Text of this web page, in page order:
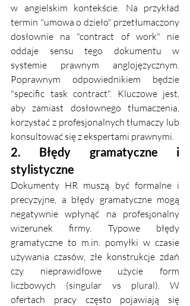
w angielskim kontekście. Na przykład
termin "umowa o dzieło" przetłumaczony
dosłownie na "contract of work" nie
oddaje sensu tego dokumentu w
systemie prawnym anglojęzycznym.
Poprawnym odpowiednikiem będzie
"specific task contract". Kluczowe jest,
aby zamiast dosłownego tłumaczenia,
korzystać z profesjonalnych tłumaczy lub
konsultować się z ekspertami prawnymi.
2. Błędy gramatyczne i
stylistyczne
Dokumenty HR muszą być formalne i
precyzyjne, a błędy gramatyczne mogą
negatywnie wpłynąć na profesjonalny
wizerunek firmy. Typowe błędy
gramatyczne to m.in . pomyłki w czasie
używania czasów, złe konstrukcje zdań
czy nieprawidłowe użycie form
liczbowych (singular vs plural). W
ofertach pracy często pojawiają się